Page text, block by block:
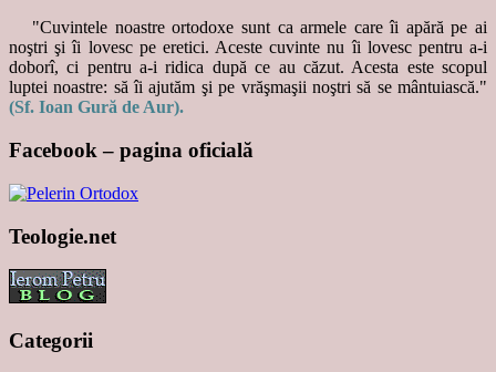
"Cuvintele noastre ortodoxe sunt ca armele care îi apără pe ai
noştri şi îi lovesc pe eretici. Aceste cuvinte nu îi lovesc pentru a-i
doborî, ci pentru a-i ridica după ce au căzut. Acesta este scopul
luptei noastre: să îi ajutăm şi pe vrăşmaşii noştri să se mântuiască."
(Sf. Ioan Gură de Aur).
Facebook – pagina oficială
Teologie.net
Categorii